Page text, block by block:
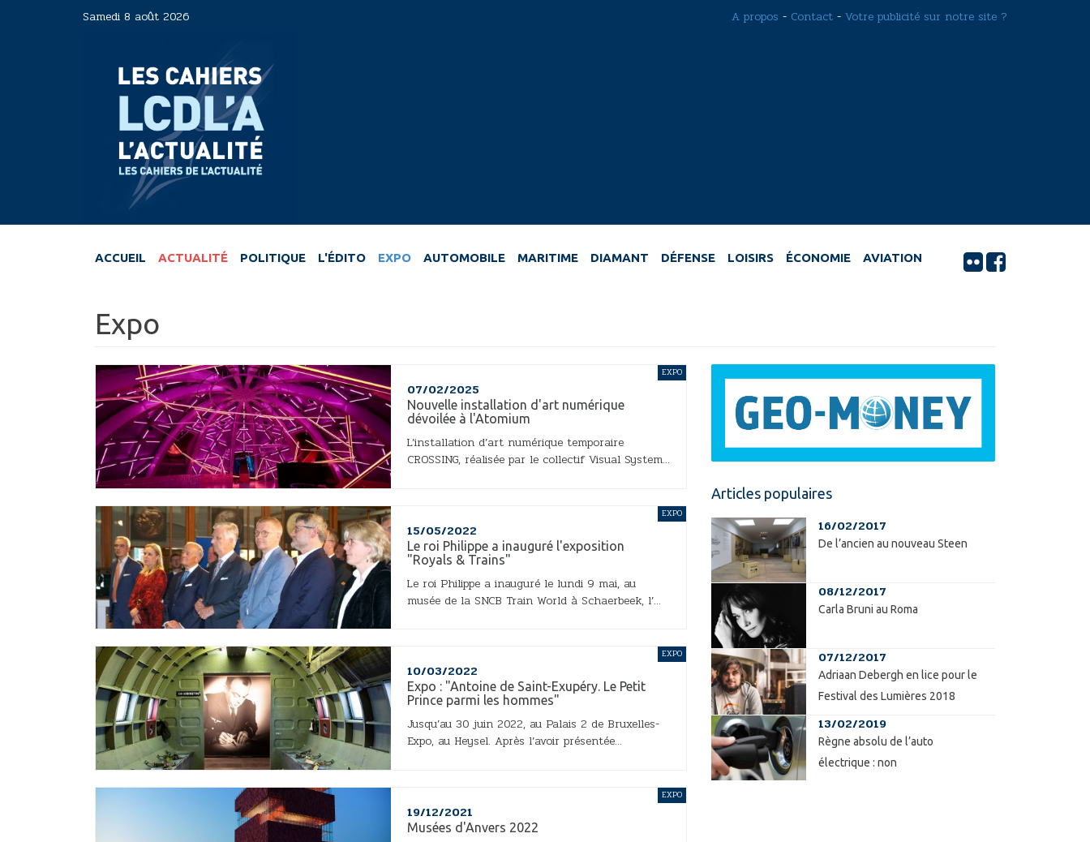
Samedi 8 août 2026 A propos - Contact - Votre publicité sur notre site ?
ACCUEIL ACTUALITÉ POLITIQUE L'ÉDITO EXPO AUTOMOBILE MARITIME DIAMANT DÉFENSE LOISIRS ÉCONOMIE AVIATION
Expo
07/02/2025
Nouvelle installation d'art numérique
dévoilée à l'Atomium
L’installation d’art numérique temporaire
CROSSING, réalisée par le collectif Visual System...
EXPO
15/05/2022
Le roi Philippe a inauguré l'exposition
"Royals & Trains"
Le roi Philippe a inauguré le lundi 9 mai, au
musée de la SNCB Train World à Schaerbeek, l’...
EXPO
10/03/2022
Expo : "Antoine de Saint-Exupéry. Le Petit
Prince parmi les hommes"
Jusqu’au 30 juin 2022, au Palais 2 de Bruxelles-
Expo, au Heysel. Après l’avoir présentée...
EXPO
19/12/2021
Musées d'Anvers 2022
EXPO
Articles populaires
16/02/2017
De l’ancien au nouveau Steen
08/12/2017
Carla Bruni au Roma
07/12/2017
Adriaan Debergh en lice pour le
Festival des Lumières 2018
13/02/2019
Règne absolu de l’auto
électrique : non